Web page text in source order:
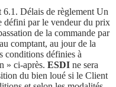
Délais de règlement Un
défini par le vendeur du prix
de la commande par
comptant, au jour de la
conditions définies à
» ci-après. ESDIne sera
du bien loué si le Client